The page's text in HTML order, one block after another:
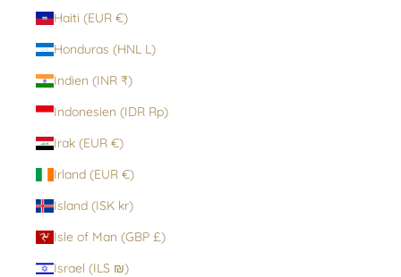
Haiti (EUR €)
Honduras (HNL L)
Indien (INR ₹)
Indonesien (IDR Rp)
Irak (EUR €)
Irland (EUR €)
Island (ISK kr)
Isle of Man (GBP £)
Israel (ILS ₪)